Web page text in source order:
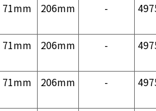
71mm 206mm -
71mm 206mm -
71mm 206mm -